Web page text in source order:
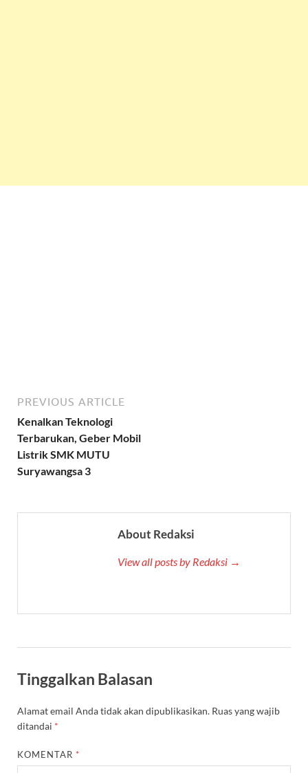
PREVIOUS ARTICLE
Kenalkan Teknologi
Terbarukan, Geber Mobil
Listrik SMK MUTU
Suryawangsa 3
About Redaksi
View all posts by Redaksi →
Tinggalkan Balasan
Alamat email Anda tidak akan dipublikasikan. Ruas yang wajib
ditandai *
KOMENTAR *